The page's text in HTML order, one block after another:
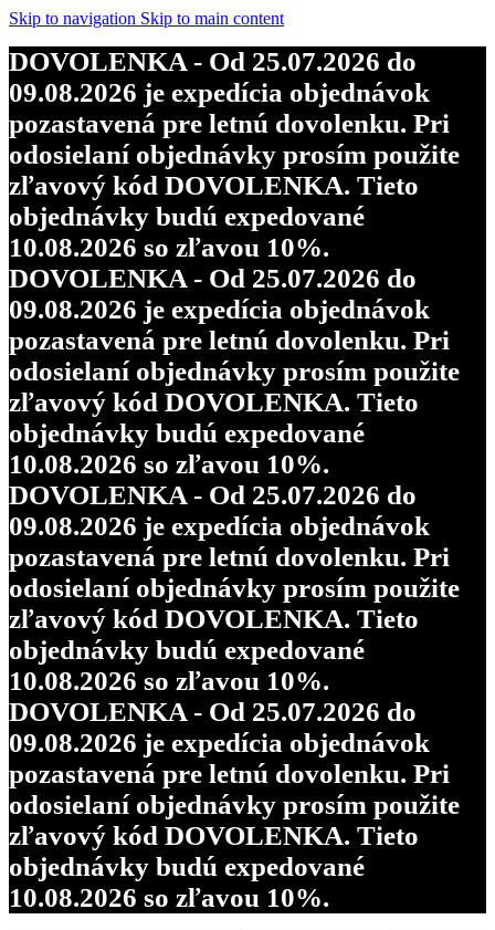
Skip to navigation Skip to main content
DOVOLENKA - Od 25.07.2026 do
09.08.2026 je expedícia objednávok
pozastavená pre letnú dovolenku. Pri
odosielaní objednávky prosím použite
zľavový kód DOVOLENKA. Tieto
objednávky budú expedované
10.08.2026 so zľavou 10%.
DOVOLENKA - Od 25.07.2026 do
09.08.2026 je expedícia objednávok
pozastavená pre letnú dovolenku. Pri
odosielaní objednávky prosím použite
zľavový kód DOVOLENKA. Tieto
objednávky budú expedované
10.08.2026 so zľavou 10%.
DOVOLENKA - Od 25.07.2026 do
09.08.2026 je expedícia objednávok
pozastavená pre letnú dovolenku. Pri
odosielaní objednávky prosím použite
zľavový kód DOVOLENKA. Tieto
objednávky budú expedované
10.08.2026 so zľavou 10%.
DOVOLENKA - Od 25.07.2026 do
09.08.2026 je expedícia objednávok
pozastavená pre letnú dovolenku. Pri
odosielaní objednávky prosím použite
zľavový kód DOVOLENKA. Tieto
objednávky budú expedované
10.08.2026 so zľavou 10%.